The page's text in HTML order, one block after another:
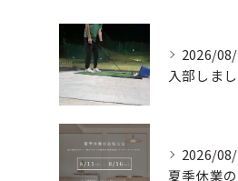
2026/
入部しま
2026/
夏季休業